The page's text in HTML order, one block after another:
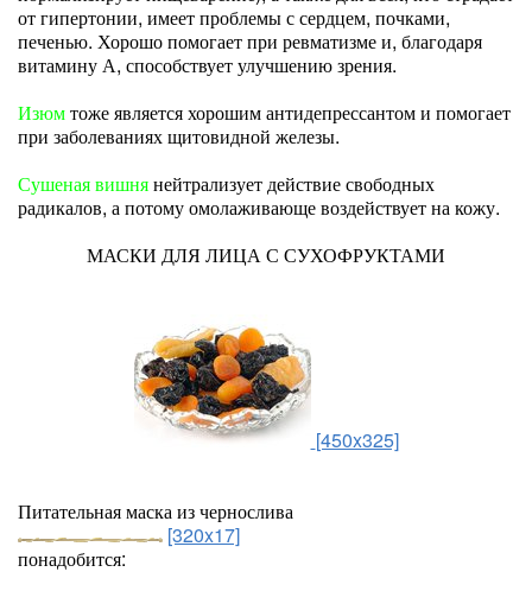
от гипертонии, имеет проблемы с сердцем, почками,
печенью. Хорошо помогает при ревматизме и, благодаря
витамину А, способствует улучшению зрения.
Изюмтоже является хорошим антидепрессантом и помогает
при заболеваниях щитовидной железы.
Сушеная вишнянейтрализует действие свободных
радикалов, а потому омолаживающе воздействует на кожу.
МАСКИ ДЛЯ ЛИЦА С СУХОФРУКТАМИ
[450x325]
Питательная маска из чернослива
[320x17]
понадобится: